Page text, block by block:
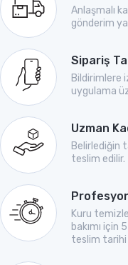
Anlaşmalı
gönderim
Sipariş
Bildirimlere
uygulama
Uzman
Belirlediğin
teslim edilir.
Kuru
bakımı için
teslim tarihi